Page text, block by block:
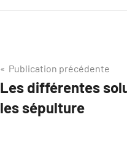
Navigation
de
l’article
Publication précédente
Les différentes
les sépulture